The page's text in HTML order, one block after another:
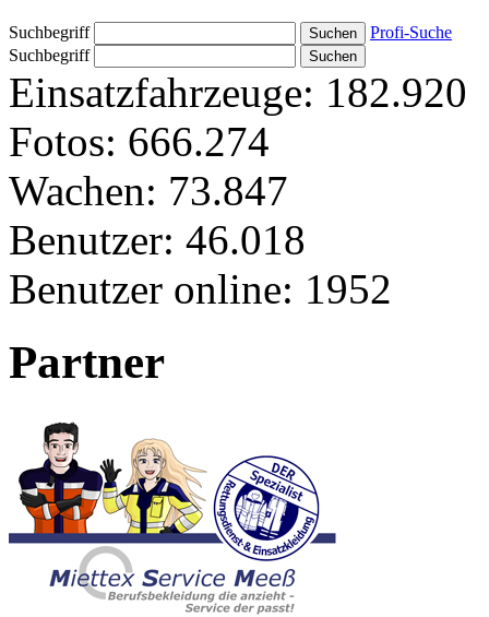
Suchbegriff
Profi-Suche
Suchbegriff
Einsatzfahrzeuge: 182.920
Fotos: 666.274
Wachen: 73.847
Benutzer: 46.018
Benutzer online: 1952
Partner